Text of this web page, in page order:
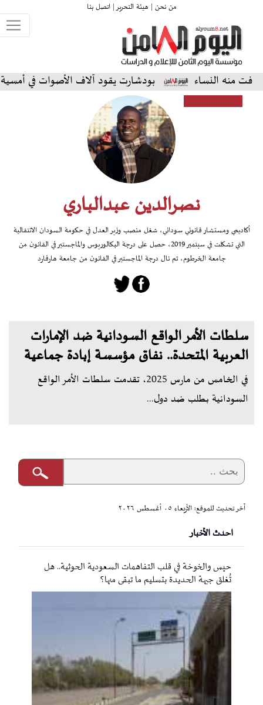
من نحن | هيئة التحرير |اتصل بنا
بودشارت يقود آلاف الأصوات في أمسية
نصرالدين عبدالباري
أكاديمي ومستشار قانوني سوداني، شغل منصب وزير العدل في حكومة السودان الانتقالية
التي تشكلت في سبتمبر 2019، حصل على درجة البكالوريوس والماجستير في القانون من
جامعة الخرطوم، ثم نال درجة الماجستير في القانون من جامعة هارفارد
سلطات الأمر الواقع السودانية ضد الإمارات
العربية المتحدة.. نفاق مؤسسة إبادة جماعية
في الخامس من مارس 2025، تقدمت سلطات الأمر الواقع
السودانية بطلب ضد دول...
آخر تحديث للموقع: الأربعاء ٠٥ أغسطس ٢٠٢٦
احدث الأخبار
حيس والخوخة في قلب التفاهمات السعودية الحوثية.. هل
تُغلق جبهة الحديدة بتسليم ما تبقى منها؟